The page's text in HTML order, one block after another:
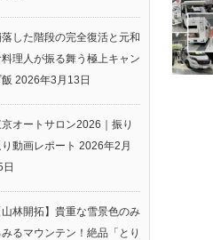
落した階段の完全復活と元和
理人が振る舞う極上キャン
2026年3月13日
オートサロン2026｜振り
動画レポート 2026年2月
日
山林開拓】貴重な雪景色のみ
みるマウンテン！絶品「とり